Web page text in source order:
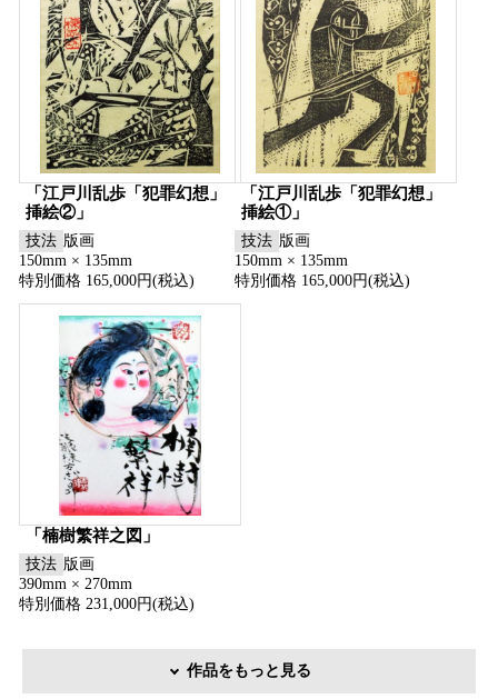
「江戸川乱歩「犯罪幻想」
挿絵②」
技法 版画
150mm × 135mm
特別価格 165,000円(税込)
「江戸川乱歩「犯罪幻想」
挿絵①」
技法 版画
150mm × 135mm
特別価格 165,000円(税込)
「楠樹繁祥之図」
技法 版画
390mm × 270mm
特別価格 231,000円(税込)
作品をもっと見る